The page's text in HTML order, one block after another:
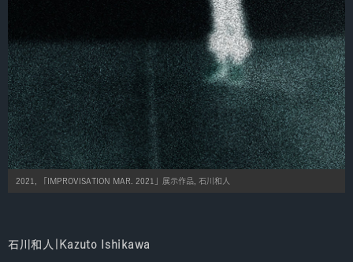
2021, 「IMPROVISATION MAR. 2021」展示作品, 石川和人
石川和人|Kazuto Ishikawa